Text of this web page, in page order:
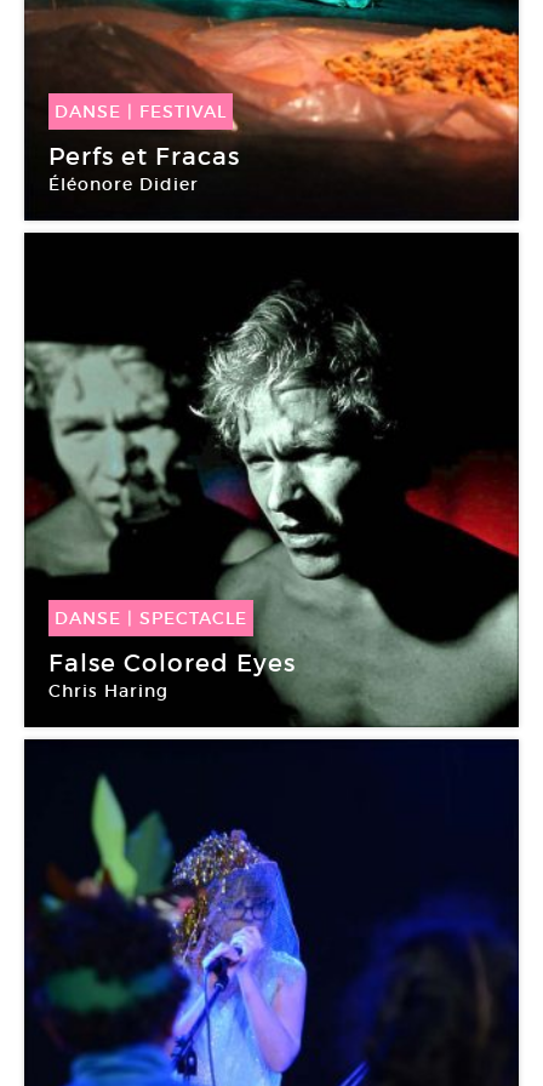
DANSE | FESTIVAL
03 Mai -06 Mai 2018
Perfs et Fracas
Éléonore Didier
DANSE | SPECTACLE
03 Mai -05 Mai 2018
False Colored Eyes
Chris Haring